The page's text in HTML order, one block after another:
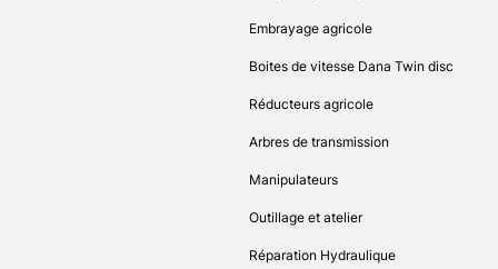
Embrayage agricole
Boites de vitesse Dana Twin disc
Réducteurs agricole
Arbres de transmission
Manipulateurs
Outillage et atelier
Réparation Hydraulique